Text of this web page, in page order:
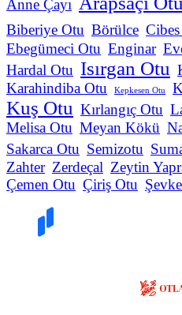
Anne Çayı
Biberiye Otu Börülce
Ebegümeci Otu Enginar
Hardal Otu Isırgan Otu
Karahindiba Otu
Kepkesen Otu
Kuş Otu Kırlangıç Otu
Melisa Otu Meyan Kökü
Sakarca Otu Semizotu
Zahter Zerdeçal Zeytin
Çemen Otu Çiriş Otu